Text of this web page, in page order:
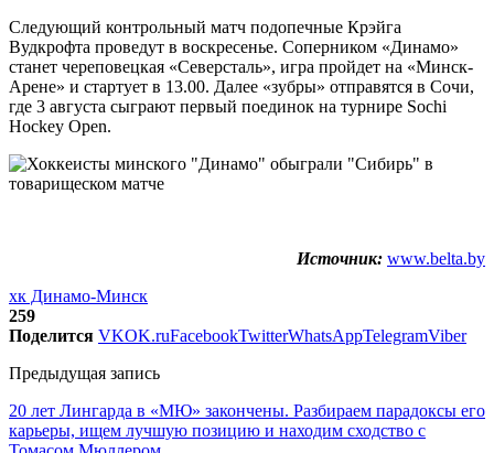
Следующий контрольный матч подопечные Крэйга
Вудкрофта проведут в воскресенье. Соперником «Динамо»
станет череповецкая «Северсталь», игра пройдет на «Минск-
Арене» и стартует в 13.00. Далее «зубры» отправятся в Сочи,
где 3 августа сыграют первый поединок на турнире Sochi
Hockey Open.
Источник: www.belta.by
хк Динамо-Минск
259
Поделится VKOK.ruFacebookTwitterWhatsAppTelegramViber
Предыдущая запись
20 лет Лингарда в «МЮ» закончены. Разбираем парадоксы его
карьеры, ищем лучшую позицию и находим сходство с